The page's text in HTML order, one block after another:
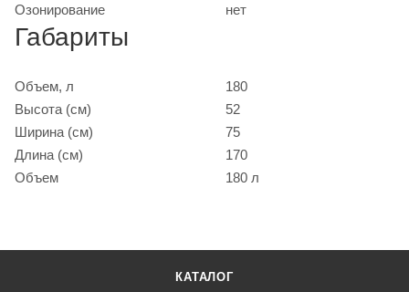
Озонирование
нет
Габариты
Объем, л
180
Высота (см)
52
Ширина (см)
75
Длина (см)
170
Объем
180 л
КАТАЛОГ